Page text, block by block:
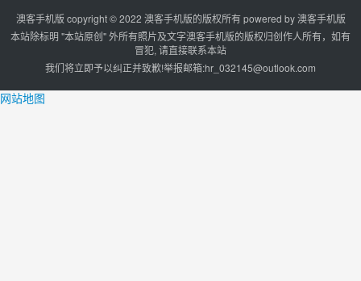
澳客手机版 copyright © 2022 澳客手机版的版权所有 powered by澳客手机版
本站除标明 "本站原创" 外所有照片及文字澳客手机版的版权归创作人所有，如有
冒犯, 请直接联系本站
我们将立即予以纠正并致歉!举报邮箱:hr_032145@outlook.com
网站地图